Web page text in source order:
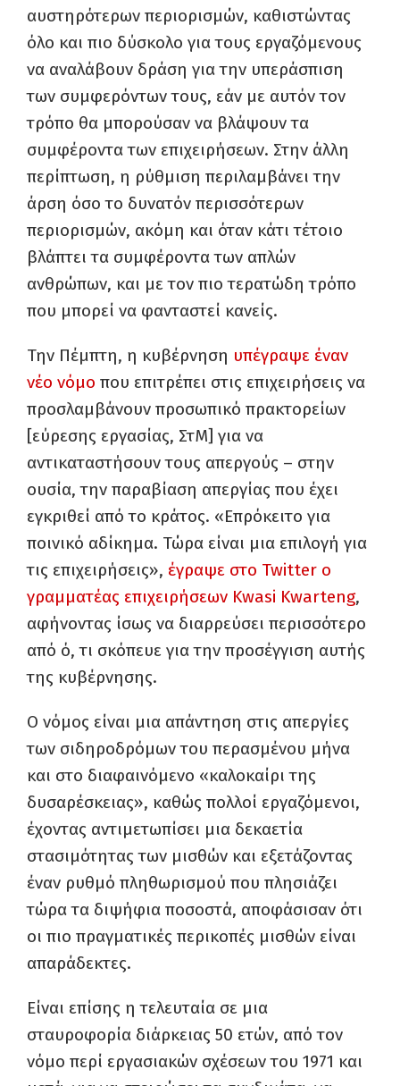
αυστηρότερων περιορισμών, καθιστώντας
όλο και πιο δύσκολο για τους εργαζόμενους
να αναλάβουν δράση για την υπεράσπιση
των συμφερόντων τους, εάν με αυτόν τον
τρόπο θα μπορούσαν να βλάψουν τα
συμφέροντα των επιχειρήσεων. Στην άλλη
περίπτωση, η ρύθμιση περιλαμβάνει την
άρση όσο το δυνατόν περισσότερων
περιορισμών, ακόμη και όταν κάτι τέτοιο
βλάπτει τα συμφέροντα των απλών
ανθρώπων, και με τον πιο τερατώδη τρόπο
που μπορεί να φανταστεί κανείς.
Την Πέμπτη, η κυβέρνηση υπέγραψε έναν
νέο νόμο που επιτρέπει στις επιχειρήσεις να
προσλαμβάνουν προσωπικό πρακτορείων
[εύρεσης εργασίας, ΣτΜ] για να
αντικαταστήσουν τους απεργούς – στην
ουσία, την παραβίαση απεργίας που έχει
εγκριθεί από το κράτος. «Επρόκειτο για
ποινικό αδίκημα. Τώρα είναι μια επιλογή για
τις επιχειρήσεις», έγραψε στο Twitter ο
γραμματέας επιχειρήσεων Kwasi Kwarteng,
αφήνοντας ίσως να διαρρεύσει περισσότερο
από ό, τι σκόπευε για την προσέγγιση αυτής
της κυβέρνησης.
Ο νόμος είναι μια απάντηση στις απεργίες
των σιδηροδρόμων του περασμένου μήνα
και στο διαφαινόμενο «καλοκαίρι της
δυσαρέσκειας», καθώς πολλοί εργαζόμενοι,
έχοντας αντιμετωπίσει μια δεκαετία
στασιμότητας των μισθών και εξετάζοντας
έναν ρυθμό πληθωρισμού που πλησιάζει
τώρα τα διψήφια ποσοστά, αποφάσισαν ότι
οι πιο πραγματικές περικοπές μισθών είναι
απαράδεκτες.
Είναι επίσης η τελευταία σε μια
σταυροφορία διάρκειας 50 ετών, από τον
νόμο περί εργασιακών σχέσεων του 1971 και